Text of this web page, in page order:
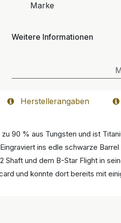
Marke
Weitere Informationen
Herstellerangaben
90 % aus Tungsten und ist
ins edle schwarze
und dem B-Star Flight in
und konnte dort bereits mit